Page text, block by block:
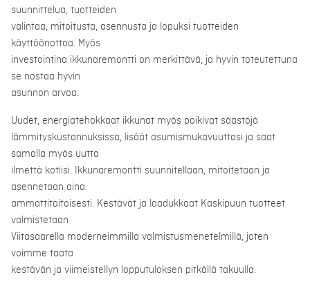
suunnittelua, tuotteiden
valintaa, mitoitusta, asennusta ja lopuksi tuotteiden
käyttöönottoa. Myös
investointina ikkunaremontti on merkittävä, ja hyvin toteutettuna
se nostaa hyvin
asunnon arvoa.
Uudet, energiatehokkaat ikkunat myös poikivat säästöjä
lämmityskustannuksissa, lisäät asumismukavuuttasi ja saat
samalla myös uutta
ilmettä kotiisi. Ikkunaremontti suunnitellaan, mitoitetaan ja
asennetaan aina
ammattitaitoisesti. Kestävät ja laadukkaat Kaskipuun tuotteet
valmistetaan
Viitasaarella moderneimmilla valmistusmenetelmillä, joten
voimme taata
kestävän ja viimeistellyn lopputuloksen pitkällä takuulla.